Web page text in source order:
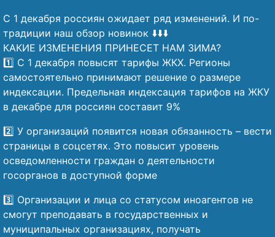
С 1 декабря россиян ожидает ряд изменений. И по-
традиции наш обзор новинок ⬇️⬇️⬇️
КАКИЕ ИЗМЕНЕНИЯ ПРИНЕСЕТ НАМ ЗИМА?
1️⃣ С 1 декабря повысят тарифы ЖКХ. Регионы
самостоятельно принимают решение о размере
индексации. Предельная индексация тарифов на ЖКУ
в декабре для россиян составит 9%
2️⃣ У организаций появится новая обязанность – вести
страницы в соцсетях. Это повысит уровень
осведомленности граждан о деятельности
госорганов в доступной форме
3️⃣ Организации и лица со статусом иноагентов не
смогут преподавать в государственных и
муниципальных организациях, получать